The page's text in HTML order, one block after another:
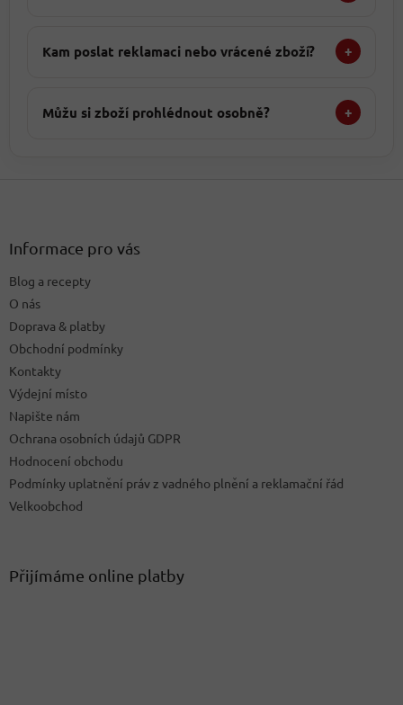
Kam poslat reklamaci nebo vrácené zboží? +
Můžu si zboží prohlédnout osobně? +
Informace pro vás
Blog a recepty
O nás
Doprava & platby
Obchodní podmínky
Kontakty
Výdejní místo
Napište nám
Ochrana osobních údajů GDPR
Hodnocení obchodu
Podmínky uplatnění práv z vadného plnění a reklamační řád
Velkoobchod
Přijímáme online platby